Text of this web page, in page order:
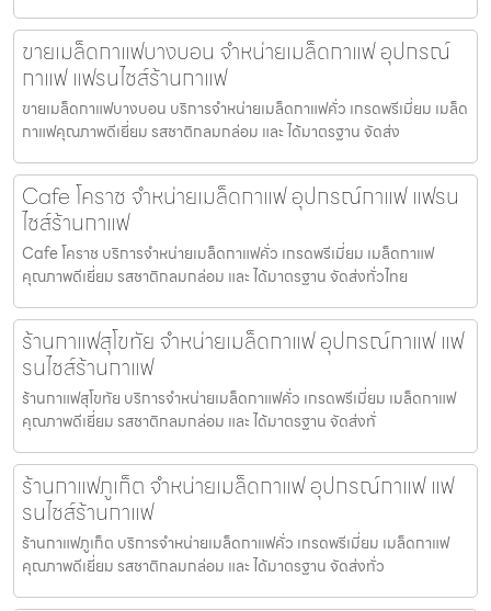
ขายเมล็ดกาแฟบางบอน จำหน่ายเมล็ดกาแฟ อุปกรณ์
กาแฟ แฟรนไชส์ร้านกาแฟ
ขายเมล็ดกาแฟบางบอน บริการจำหน่ายเมล็ดกาแฟคั่ว เกรดพรีเมี่ยม เมล็ด
กาแฟคุณภาพดีเยี่ยม รสชาติกลมกล่อม และ ได้มาตรฐาน จัดส่ง
Cafe โคราช จำหน่ายเมล็ดกาแฟ อุปกรณ์กาแฟ แฟรน
ไชส์ร้านกาแฟ
Cafe โคราช บริการจำหน่ายเมล็ดกาแฟคั่ว เกรดพรีเมี่ยม เมล็ดกาแฟ
คุณภาพดีเยี่ยม รสชาติกลมกล่อม และ ได้มาตรฐาน จัดส่งทั่วไทย
ร้านกาแฟสุโขทัย จำหน่ายเมล็ดกาแฟ อุปกรณ์กาแฟ แฟ
รนไชส์ร้านกาแฟ
ร้านกาแฟสุโขทัย บริการจำหน่ายเมล็ดกาแฟคั่ว เกรดพรีเมี่ยม เมล็ดกาแฟ
คุณภาพดีเยี่ยม รสชาติกลมกล่อม และ ได้มาตรฐาน จัดส่งทั่
ร้านกาแฟภูเก็ต จำหน่ายเมล็ดกาแฟ อุปกรณ์กาแฟ แฟ
รนไชส์ร้านกาแฟ
ร้านกาแฟภูเก็ต บริการจำหน่ายเมล็ดกาแฟคั่ว เกรดพรีเมี่ยม เมล็ดกาแฟ
คุณภาพดีเยี่ยม รสชาติกลมกล่อม และ ได้มาตรฐาน จัดส่งทั่ว